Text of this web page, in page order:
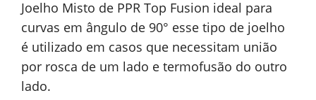
Joelho Misto de PPR Top Fusion ideal para
curvas em ângulo de 90° esse tipo de joelho
é utilizado em casos que necessitam união
por rosca de um lado e termofusão do outro
lado.